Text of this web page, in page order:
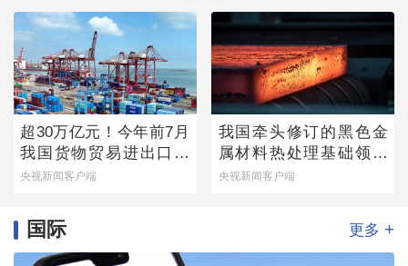
超30万亿元！今年前7月
我国货物贸易进出口延
续增长态势
央视新闻客户端
我国牵头修订的黑色金
属材料热处理基础领域
国际标准发布
央视新闻客户端
国际 更多 +